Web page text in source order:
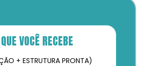
VOCÊ RECEBE
+ ESTRUTURA PRONTA)